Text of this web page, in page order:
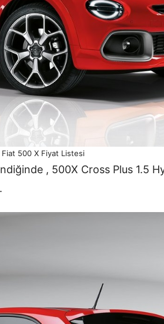
500 X Fiyat Listesi
, 500X Cross Plus 1.5